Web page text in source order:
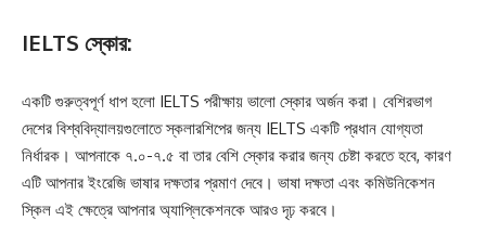
IELTS স্কোর:
একটি গুরুত্বপূর্ণ ধাপ হলো IELTS পরীক্ষায় ভালো স্কোর অর্জন করা। বেশিরভাগ
দেশের বিশ্ববিদ্যালয়গুলোতে স্কলারশিপের জন্য IELTS একটি প্রধান যোগ্যতা
নির্ধারক। আপনাকে ৭.০-৭.৫ বা তার বেশি স্কোর করার জন্য চেষ্টা করতে হবে, কারণ
এটি আপনার ইংরেজি ভাষার দক্ষতার প্রমাণ দেবে। ভাষা দক্ষতা এবং কমিউনিকেশন
স্কিল এই ক্ষেত্রে আপনার অ্যাপ্লিকেশনকে আরও দৃঢ় করবে।